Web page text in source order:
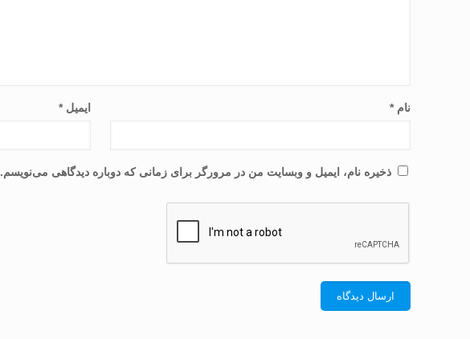
نام* ایمیل*
ذخیره نام، ایمیل و وبسایت من در مرورگر برای زمانی که دوباره دیدگاهی می‌نویسم.